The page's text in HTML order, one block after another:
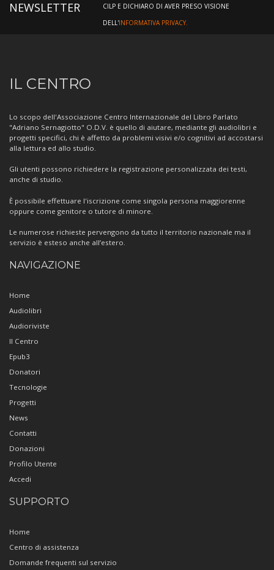
NEWSLETTER
CILP E DICHIARO DI AVER PRESO VISIONE
DELL'INFORMATIVA PRIVACY.
Informazioni
sul
Centro
IL CENTRO
Lo scopo dell'Associazione Centro Internazionale del Libro Parlato
"Adriano Sernagiotto" O.D.V. è quello di aiutare, mediante gli audiolibri e
progetti specifici, chi è affetto da problemi visivi e/o cognitivi ad accostarsi
alla lettura ed allo studio.
Gli utenti possono richiedere la registrazione personalizzata dei testi,
anche di studio.
È possibile effettuare l'iscrizione come singola persona maggiorenne
oppure come genitore o tutore di minore.
Le numerose richieste pervengono da tutto il territorio nazionale ma il
servizio è esteso anche all’estero.
NAVIGAZIONE
Home
Audiolibri
Audioriviste
Il Centro
Epub3
Donatori
Tecnologie
Progetti
News
Contatti
Donazioni
Profilo Utente
Accedi
SUPPORTO
Home
Centro di assistenza
Domande frequenti sul servizio